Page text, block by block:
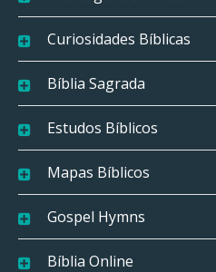
Curiosidades Bíblicas
Bíblia Sagrada
Estudos Bíblicos
Mapas Bíblicos
Gospel Hymns
Bíblia Online